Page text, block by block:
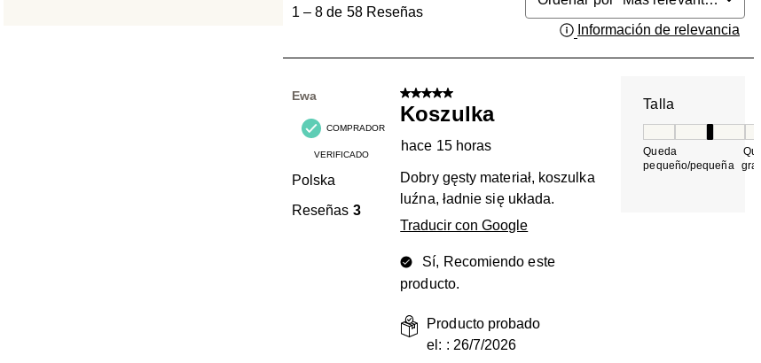
Reseñas.
1 – 8 de 58 Reseñas
Información de relevancia
Ewa
COMPRADOR
VERIFICADO
Polska
Reseñas 3
5 de 5 estrellas.
Koszulka
hace 15 horas
Dobry gęsty materiał, koszulka
luźna, ładnie się układa.
Traducir con Google
Sí, Recomiendo este
producto.
Producto probado
el: : 26/7/2026
Talla
Queda
pequeño/pequeña